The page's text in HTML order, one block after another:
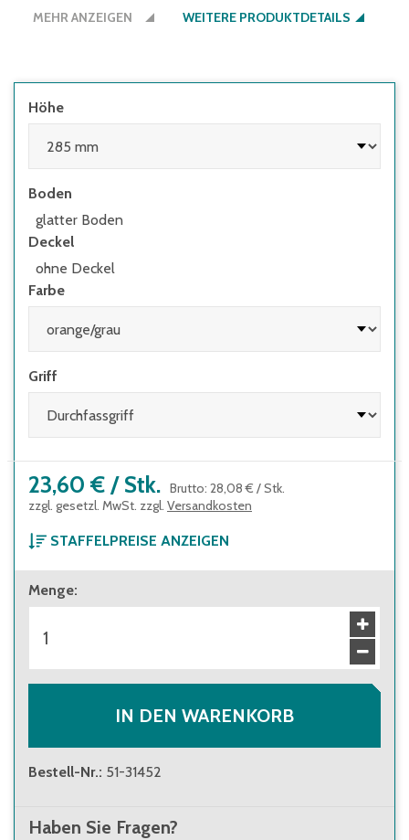
Tragen
MEHR ANZEIGEN WEITERE PRODUKTDETAILS
Höhe
Boden
glatter Boden
Deckel
ohne Deckel
Farbe
Griff
23,60 € / Stk. Brutto: 28,08 € /Stk.
zzgl. gesetzl. MwSt. zzgl. Versandkosten
STAFFELPREISE ANZEIGEN
ab 1 Stück
23,60 €
ab 10 Stück
22,80 €
ab 100 Stück
Menge:
IN DEN WARENKORB
Bestell-Nr.: 51-31452
Haben Sie Fragen?